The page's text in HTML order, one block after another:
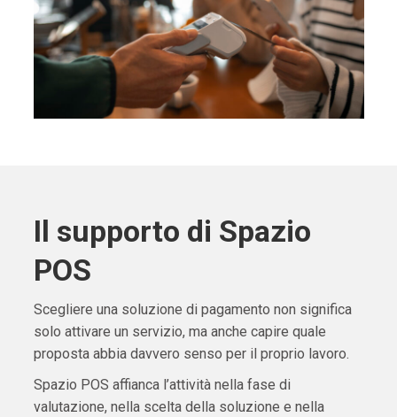
Il supporto di Spazio
POS
Scegliere una soluzione di pagamento non significa
solo attivare un servizio, ma anche capire quale
proposta abbia davvero senso per il proprio lavoro.
Spazio POS affianca l’attività nella fase di
valutazione, nella scelta della soluzione e nella